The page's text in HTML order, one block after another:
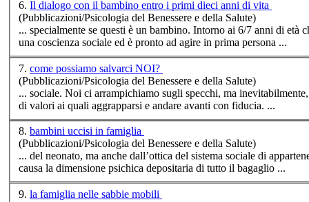
6. Il dialogo con il bambino entro i primi dieci anni di vita
(Pubblicazioni/Psicologia del Benessere e della Salute)
... specialmente se questi è un bambino. Intorno ai 6/7 anni di età chi prima chi dopo, il bambino ha appena strutturato il proprio IO, ha formato
una coscienza sociale ed è pronto ad agire in prima persona ...
7. come possiamo salvarci NOI?
(Pubblicazioni/Psicologia del Benessere e della Salute)
... sociale. Noi ci arrampichiamo sugli specchi, ma
di valori ai quali aggrapparsi e andare avanti con fiducia. ...
8. bambini uccisi in famiglia
(Pubblicazioni/Psicologia del Benessere e della Salute)
... del neonato, ma anche dall’ottica del sistema sociale di
causa la dimensione psichica depositaria di tutto il bagaglio ...
9. la famiglia nelle sabbie mobili